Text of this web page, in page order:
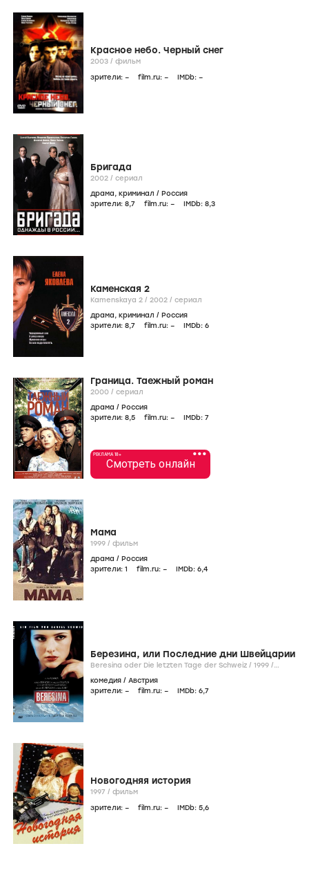
Красное небо. Черный снег
2003 / фильм
зрители: – film.ru: – IMDb: –
Бригада
2002 / сериал
драма, криминал / Россия
зрители: 8,7 film.ru: – IMDb: 8,3
Каменская 2
Kamenskaya 2 / 2002 / сериал
драма, криминал / Россия
зрители: 8,7 film.ru: – IMDb: 6
Граница. Таежный роман
2000 / сериал
драма / Россия
зрители: 8,5 film.ru: – IMDb: 7
•••
РЕКЛАМА 18+
Смотреть онлайн
Мама
1999 / фильм
драма / Россия
зрители: 1 film.ru: – IMDb: 6,4
Березина, или Последние дни Швейцарии
Beresina oder Die letzten Tage der Schweiz / 1999 /
комедия / Австрия
зрители: – film.ru: – IMDb: 6,7
Новогодняя история
1997 / фильм
зрители: – film.ru: – IMDb: 5,6